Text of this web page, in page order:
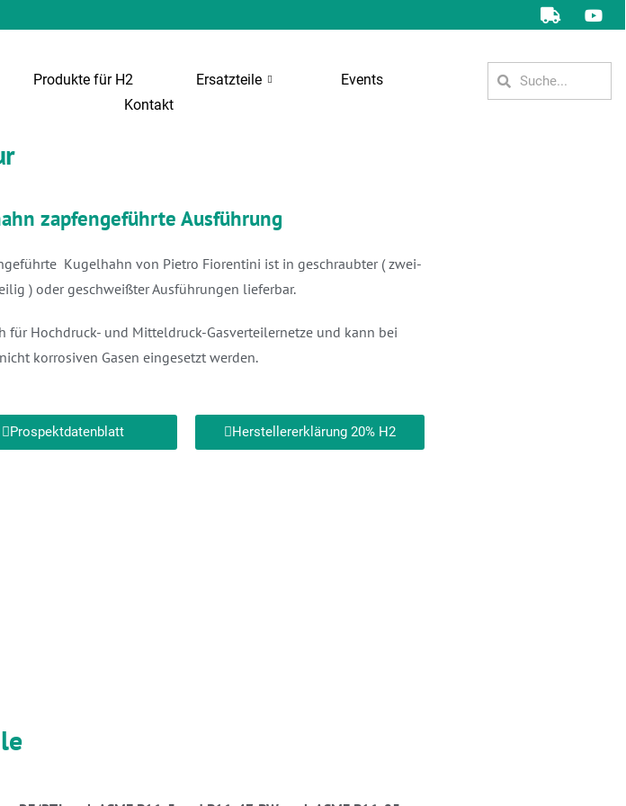
Produkte für H2 Ersatzteile
Events
Kontakt
zapfengeführte Ausführung
Kugelhahn von Pietro Fiorentini ist in geschraubter ( zwei-
) oder geschweißter Ausführungen lieferbar.
für Hochdruck- und Mitteldruck-Gasverteilernetze und kann bei
korrosiven Gasen eingesetzt werden.
Prospektdatenblatt Herstellererklärung 20% H2